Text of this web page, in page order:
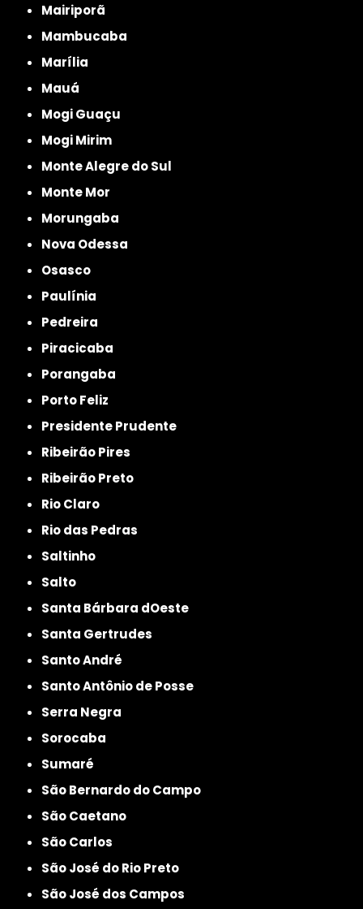
Mairiporã
Mambucaba
Marília
Mauá
Mogi Guaçu
Mogi Mirim
Monte Alegre do Sul
Monte Mor
Morungaba
Nova Odessa
Osasco
Paulínia
Pedreira
Piracicaba
Porangaba
Porto Feliz
Presidente Prudente
Ribeirão Pires
Ribeirão Preto
Rio Claro
Rio das Pedras
Saltinho
Salto
Santa Bárbara dOeste
Santa Gertrudes
Santo André
Santo Antônio de Posse
Serra Negra
Sorocaba
Sumaré
São Bernardo do Campo
São Caetano
São Carlos
São José do Rio Preto
São José dos Campos